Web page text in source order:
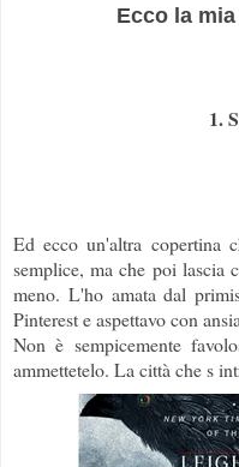
Ecco la
1.
Ed ecco un'altra copertina
semplice, ma che poi lascia
meno. L'ho amata dal
Pinterest e aspettavo con
Non è sempicemente
ammettetelo. La città che s